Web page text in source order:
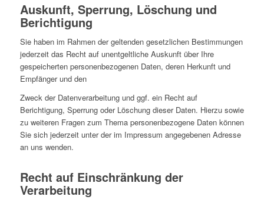
Auskunft, Sperrung, Löschung und
Berichtigung
Sie haben im Rahmen der geltenden gesetzlichen Bestimmungen
jederzeit das Recht auf unentgeltliche Auskunft über Ihre
gespeicherten personenbezogenen Daten, deren Herkunft und
Empfänger und den
Zweck der Datenverarbeitung und ggf. ein Recht auf
Berichtigung, Sperrung oder Löschung dieser Daten. Hierzu sowie
zu weiteren Fragen zum Thema personenbezogene Daten können
Sie sich jederzeit unter der im Impressum angegebenen Adresse
an uns wenden.
Recht auf Einschränkung der
Verarbeitung